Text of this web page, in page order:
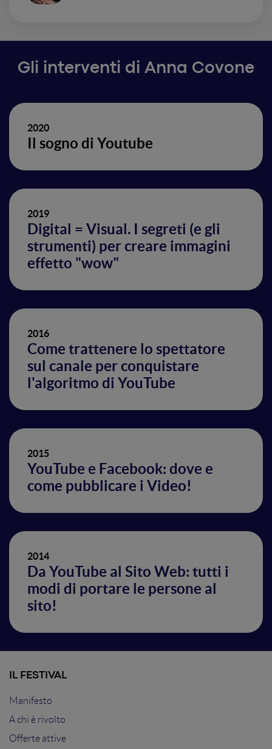
Gli interventi di Anna Covone
2020
Il sogno di Youtube
2019
Digital = Visual. I segreti (e gli
strumenti) per creare immagini
effetto "wow"
2016
Come trattenere lo spettatore
sul canale per conquistare
l'algoritmo di YouTube
2015
YouTube e Facebook: dove e
come pubblicare i Video!
2014
Da YouTube al Sito Web: tutti i
modi di portare le persone al
sito!
IL FESTIVAL
Manifesto
A chi è rivolto
Offerte attive